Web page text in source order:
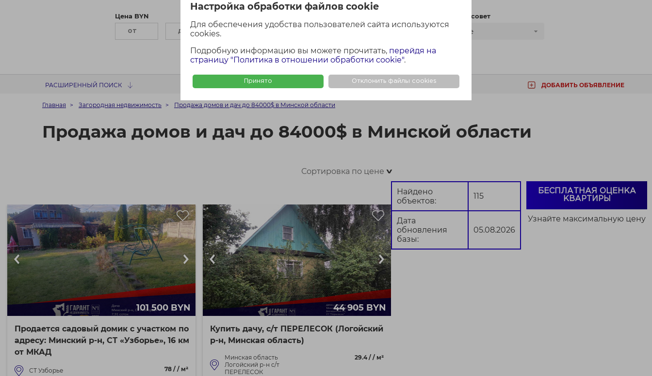
Настройка обработки файлов cookie
Для обеспечения удобства пользователей сайта используются
cookies.
Подробную информацию вы можете прочитать, перейдя на
страницу "Политика в отношении обработки cookie".
Принято Отклонить файлы cookies
Цена BYN Сельсовет
Все
Найти Сбросить
РАСШИРЕННЫЙ ПОИСК ФОТО + КАРТА ФОТО КАРТА ДОБАВИТЬ ОБЪЯВЛЕНИЕ
Главная Загородная недвижимость Продажа домов и дач до 84000$ в Минской области
Продажа домов и дач до 84000$ в Минской области
Сортировка по цене>
101 500 BYN
Продается садовый домик с участком по
адресу: Минский р-н, СТ «Узборье», 16 км
от МКАД
СТ Узборье
78 / / м²
44 905 BYN
Купить дачу, с/т ПЕРЕЛЕСОК (Логойский
р-н, Минская область)
Минская область
Логойский р-н с/т
ПЕРЕЛЕСОК
29.4 / / м²
Найдено
объектов:
115
Дата
обновления
базы:
05.08.2026
БЕСПЛАТНАЯ ОЦЕНКА
КВАРТИРЫ
Узнайте максимальную цену